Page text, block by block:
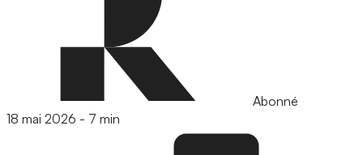
Abonné
18 mai 2026 - 7 min